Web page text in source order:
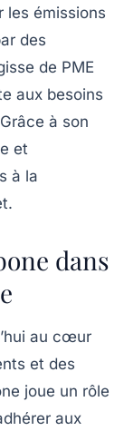
les émissions
des
de PME
aux besoins
à son
et
à la
dans
au cœur
et des
joue un rôle
aux